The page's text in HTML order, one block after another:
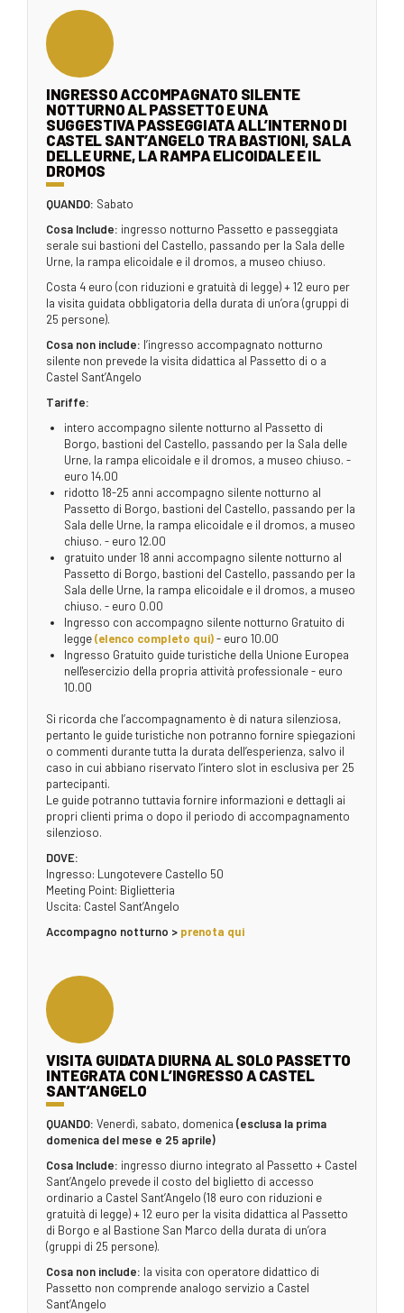
INGRESSO ACCOMPAGNATO SILENTE
NOTTURNO AL PASSETTO E UNA
SUGGESTIVA PASSEGGIATA ALL’INTERNO DI
CASTEL SANT’ANGELO TRA BASTIONI, SALA
DELLE URNE, LA RAMPA ELICOIDALE E IL
DROMOS
QUANDO: Sabato
Cosa Include: ingresso notturno Passetto e passeggiata
serale sui bastioni del Castello, passando per la Sala delle
Urne, la rampa elicoidale e il dromos, a museo chiuso.
Costa 4 euro (con riduzioni e gratuità di legge) + 12 euro per
la visita guidata obbligatoria della durata di un’ora (gruppi di
25 persone).
Cosa non include: l’ingresso accompagnato notturno
silente non prevede la visita didattica al Passetto di o a
Castel Sant’Angelo
Tariffe:
intero accompagno silente notturno al Passetto di
Borgo, bastioni del Castello, passando per la Sala delle
Urne, la rampa elicoidale e il dromos, a museo chiuso. -
euro 14.00
ridotto 18-25 anni accompagno silente notturno al
Passetto di Borgo, bastioni del Castello, passando per la
Sala delle Urne, la rampa elicoidale e il dromos, a museo
chiuso. - euro 12.00
gratuito under 18 anni accompagno silente notturno al
Passetto di Borgo, bastioni del Castello, passando per la
Sala delle Urne, la rampa elicoidale e il dromos, a museo
chiuso. - euro 0.00
Ingresso con accompagno silente notturno Gratuito di
legge(elenco completo qui)- euro 10.00
Ingresso Gratuito guide turistiche della Unione Europea
nell'esercizio della propria attività professionale - euro
10.00
Si ricorda che l’accompagnamento è di natura silenziosa,
pertanto le guide turistiche non potranno fornire spiegazioni
o commenti durante tutta la durata dell’esperienza, salvo il
caso in cui abbiano riservato l’intero slot in esclusiva per 25
partecipanti.
Le guide potranno tuttavia fornire informazioni e dettagli ai
propri clienti prima o dopo il periodo di accompagnamento
silenzioso.
DOVE:
Ingresso: Lungotevere Castello 50
Meeting Point: Biglietteria
Uscita: Castel Sant’Angelo
Accompagno notturno > prenota qui
VISITA GUIDATA DIURNA AL SOLO PASSETTO
INTEGRATA CON L’INGRESSO A CASTEL
SANT’ANGELO
QUANDO: Venerdì, sabato, domenica (esclusa la prima
domenica del mese e 25 aprile)
Cosa Include: ingresso diurno integrato al Passetto + Castel
Sant’Angelo prevede il costo del biglietto di accesso
ordinario a Castel Sant’Angelo (18 euro con riduzioni e
gratuità di legge) + 12 euro per la visita didattica al Passetto
di Borgo e al Bastione San Marco della durata di un’ora
(gruppi di 25 persone).
Cosa non include: la visita con operatore didattico di
Passetto non comprende analogo servizio a Castel
Sant’Angelo